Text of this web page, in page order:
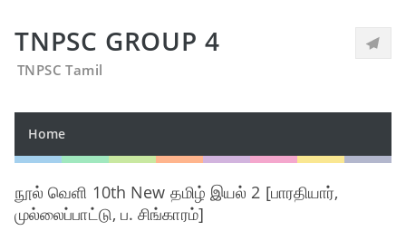
TNPSC GROUP 4
TNPSC Tamil
Home
நூல் வெளி 10th New தமிழ் இயல் 2 [பாரதியார்,
முல்லைப்பாட்டு, ப. சிங்காரம்]